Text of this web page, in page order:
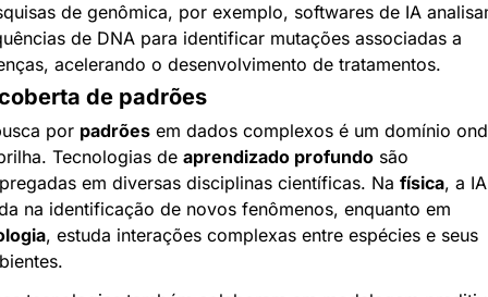
de genômica, por exemplo, softwares de IA
de DNA para identificar mutações associadas a
acelerando o desenvolvimento de tratamentos.
de padrões
por padrões em dados complexos é um domínio
Tecnologias de aprendizado profundo são
em diversas disciplinas científicas. Na física, a IA
, estuda interações complexas entre espécies e seus